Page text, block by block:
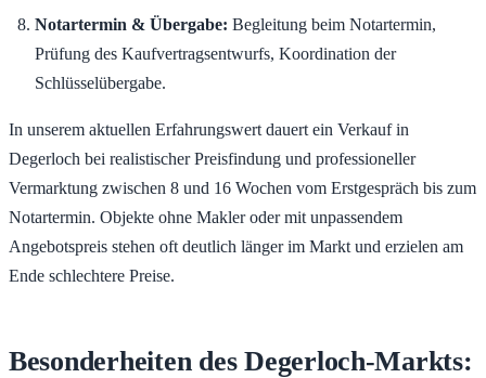
Notartermin & Übergabe: Begleitung beim Notartermin,
Prüfung des Kaufvertragsentwurfs, Koordination der
Schlüsselübergabe.
In unserem aktuellen Erfahrungswert dauert ein Verkauf in
Degerloch bei realistischer Preisfindung und professioneller
Vermarktung zwischen 8 und 16 Wochen vom Erstgespräch bis zum
Notartermin. Objekte ohne Makler oder mit unpassendem
Angebotspreis stehen oft deutlich länger im Markt und erzielen am
Ende schlechtere Preise.
Besonderheiten des Degerloch-Markts: